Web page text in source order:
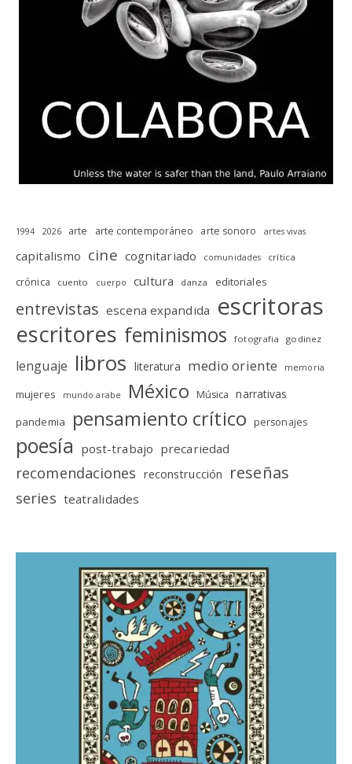
1994 2026 arte arte contemporáneo arte sonoro artes vivas
capitalismo cine cognitariado comunidades crítica
crónica cuento cuerpo cultura danza editoriales
entrevistas escena expandida escritoras
escritores feminismos fotografia godinez
lenguaje libros literatura medio oriente memoria
mujeres mundo arabe México Música narrativas
pandemia pensamiento crítico personajes
poesía post-trabajo precariedad
recomendaciones reconstrucción reseñas
series teatralidades